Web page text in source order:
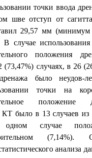
точки ввода
шве отступ от
29,57 мм
случае
положения
(73,47%) случаях, в 26
было неудов-
точки на
КТ было в 13 случаев из
случае
анализа